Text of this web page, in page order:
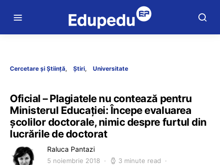
Cercetare și Știință Știri Universitate
Oficial – Plagiatele nu contează pentru
Ministerul Educației: Începe evaluarea
școlilor doctorale, nimic despre furtul din
lucrările de doctorat
Raluca Pantazi
5 noiembrie 2018 3 minute read